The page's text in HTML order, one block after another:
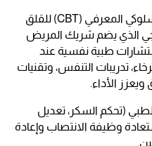
العلاجات الفعالة تشمل العلاج السلوكي المعرفي (CBT) للقلق
الذي يضم شريك المريض
طبية نفسية عند
تدريبات التنفس، وتقنيات
الأداء.
(تحكم السكر، تعديل
وظيفة الانتصاب وإعادة